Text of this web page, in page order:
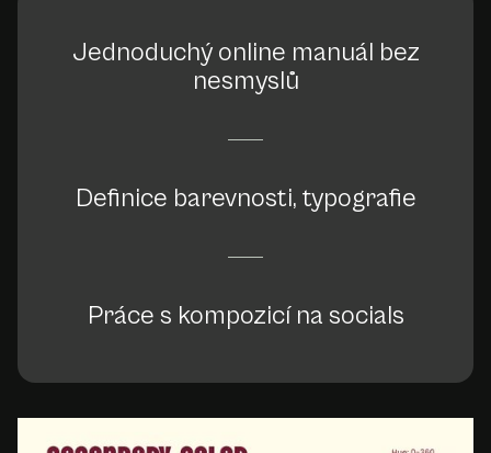
Jednoduchý online manuál bez
nesmyslů
Definice barevnosti, typografie
Práce s kompozicí na socials